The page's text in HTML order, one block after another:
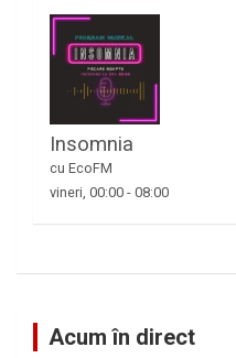
Insomnia
cu EcoFM
vineri, 00:00 - 08:00
Acum în direct